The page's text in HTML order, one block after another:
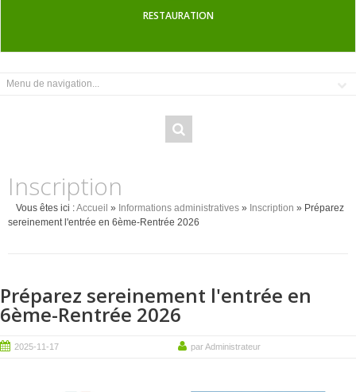
RESTAURATION
Inscription
Vous êtes ici :Accueil » Informations administratives » Inscription » Préparez
sereinement l'entrée en 6ème-Rentrée 2026
Préparez sereinement l'entrée en
6ème-Rentrée 2026
2025-11-17 par Administrateur